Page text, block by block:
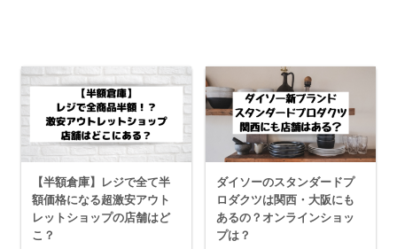
【半額倉庫】レジで全て半
額価格になる超激安アウト
レットショップの店舗はど
こ？
ダイソーのスタンダードプ
ロダクツは関西・大阪にも
あるの？オンラインショッ
プは？